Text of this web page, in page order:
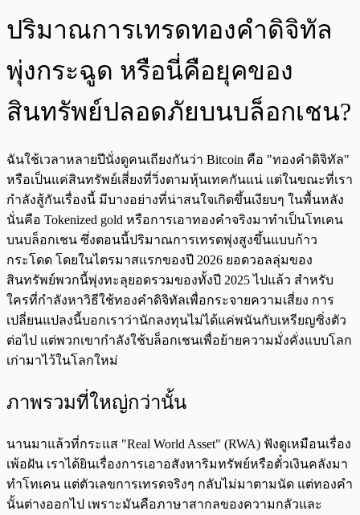
ปริมาณการเทรดทองคำดิจิทัล
พุ่งกระฉูด หรือนี่คือยุคของ
สินทรัพย์ปลอดภัยบนบล็อกเชน?
ฉันใช้เวลาหลายปีนั่งดูคนเถียงกันว่า Bitcoin คือ "ทองคำดิจิทัล"
หรือเป็นแค่สินทรัพย์เสี่ยงที่วิ่งตามหุ้นเทคกันแน่ แต่ในขณะที่เรา
กำลังสู้กันเรื่องนี้ มีบางอย่างที่น่าสนใจเกิดขึ้นเงียบๆ ในพื้นหลัง
นั่นคือ Tokenized gold หรือการเอาทองคำจริงมาทำเป็นโทเคน
บนบล็อกเชน ซึ่งตอนนี้ปริมาณการเทรดพุ่งสูงขึ้นแบบก้าว
กระโดด โดยในไตรมาสแรกของปี 2026 ยอดวอลลุ่มของ
สินทรัพย์พวกนี้พุ่งทะลุยอดรวมของทั้งปี 2025 ไปแล้ว สำหรับ
ใครที่กำลังหาวิธีใช้ทองคำดิจิทัลเพื่อกระจายความเสี่ยง การ
เปลี่ยนแปลงนี้บอกเราว่านักลงทุนไม่ได้แค่พนันกับเหรียญซิ่งตัว
ต่อไป แต่พวกเขากำลังใช้บล็อกเชนเพื่อย้ายความมั่งคั่งแบบโลก
เก่ามาไว้ในโลกใหม่
ภาพรวมที่ใหญ่กว่านั้น
นานมาแล้วที่กระแส "Real World Asset" (RWA) ฟังดูเหมือนเรื่อง
เพ้อฝัน เราได้ยินเรื่องการเอาอสังหาริมทรัพย์หรือตั๋วเงินคลังมา
ทำโทเคน แต่ตัวเลขการเทรดจริงๆ กลับไม่มาตามนัด แต่ทองคำ
นั้นต่างออกไป เพราะมันคือภาษาสากลของความกลัวและ